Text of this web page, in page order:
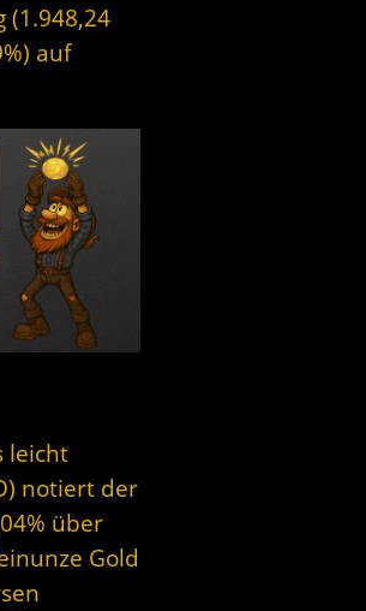
(1.948,24
auf
leicht
notiert der
über
Gold